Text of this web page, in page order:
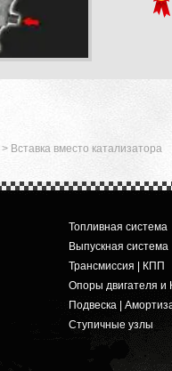
> Вставка вместо катализатора
Топливная система
Выпускная система
Трансмиссия | КПП
Опоры двигателя и
Подвеска |
Ступичные узлы